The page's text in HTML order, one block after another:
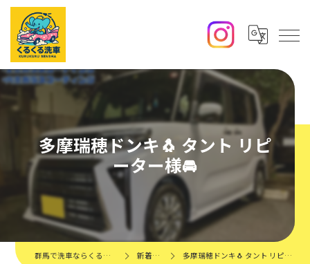
多摩瑞穂ドンキ🐧 タント リピ
ーター様🚘
群馬で洗車ならくるくる洗車 新着情報 多摩瑞穂ドンキ🐧 タント リピーター様🚘